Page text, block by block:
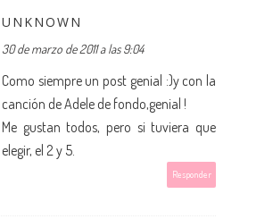
UNKNOWN
30 de marzo de 2011 a las 9:04
Como siempre un post genial :)y con la
canción de Adele de fondo,genial !
Me gustan todos, pero si tuviera que
elegir, el 2 y 5.
Responder